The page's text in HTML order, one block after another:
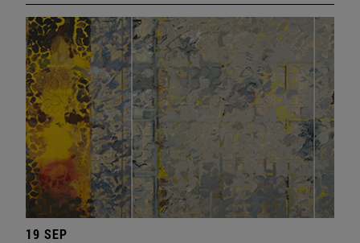
19 SEP